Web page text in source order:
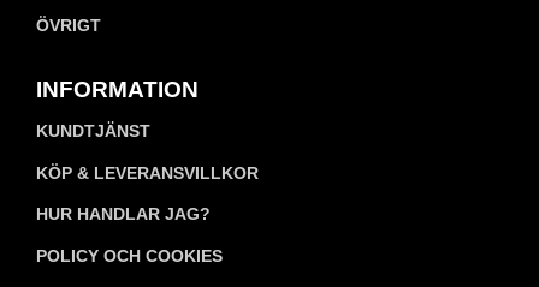
ÖVRIGT
INFORMATION
KUNDTJÄNST
KÖP & LEVERANSVILLKOR
HUR HANDLAR JAG?
POLICY OCH COOKIES